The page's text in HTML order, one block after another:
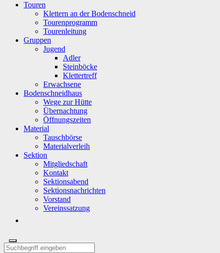
Touren
Klettern an der Bodenschneid
Tourenprogramm
Tourenleitung
Gruppen
Jugend
Adler
Steinböcke
Klettertreff
Erwachsene
Bodenschneidhaus
Wege zur Hütte
Übernachtung
Öffnungszeiten
Material
Tauschbörse
Materialverleih
Sektion
Mitgliedschaft
Kontakt
Sektionsabend
Sektionsnachrichten
Vorstand
Vereinssatzung